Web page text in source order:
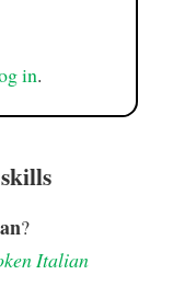
in.
?
Italian